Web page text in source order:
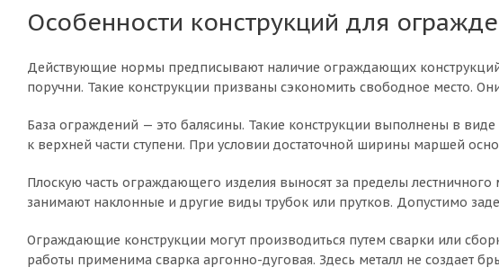
Особенности конструкций для
Действующие нормы предписывают наличие ограждающих
поручни. Такие конструкции призваны сэкономить свободное место.
База ограждений — это балясины. Такие конструкции выполнены в
к верхней части ступени. При условии достаточной ширины маршей
Плоскую часть ограждающего изделия выносят за пределы
занимают наклонные и другие виды трубок или прутков. Допустимо
Ограждающие конструкции могут производиться путем сварки или
работы применима сварка аргонно-дуговая. Здесь металл не создает